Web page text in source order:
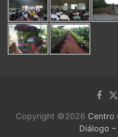
Copyright ©2026 Centro
Diálogo –